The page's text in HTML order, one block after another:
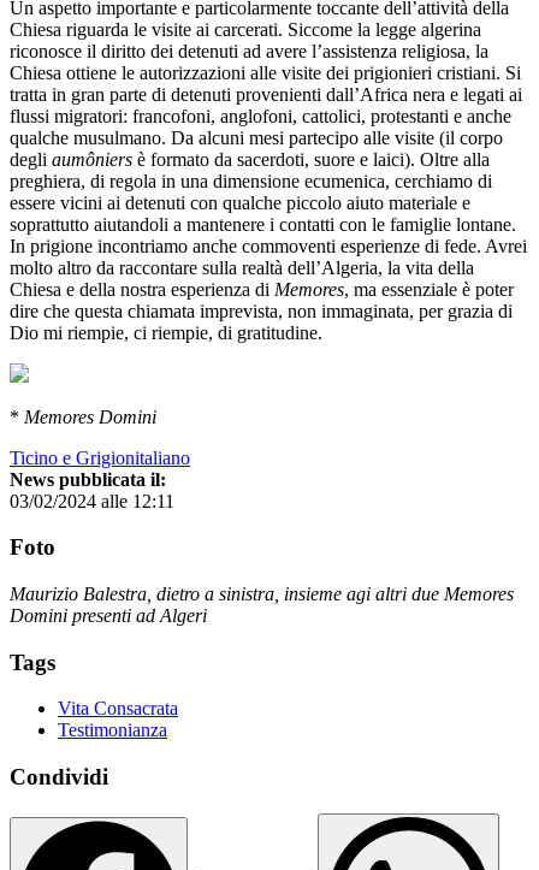
Un aspetto importante e particolarmente toccante dell’attività della
Chiesa riguarda le visite ai carcerati. Siccome la legge algerina
riconosce il diritto dei detenuti ad avere l’assistenza religiosa, la
Chiesa ottiene le autorizzazioni alle visite dei prigionieri cristiani. Si
tratta in gran parte di detenuti provenienti dall’Africa nera e legati ai
flussi migratori: francofoni, anglofoni, cattolici, protestanti e anche
qualche musulmano. Da alcuni mesi partecipo alle visite (il corpo
degli aumôniers è formato da sacerdoti, suore e laici). Oltre alla
preghiera, di regola in una dimensione ecumenica, cerchiamo di
essere vicini ai detenuti con qualche piccolo aiuto materiale e
soprattutto aiutandoli a mantenere i contatti con le famiglie lontane.
In prigione incontriamo anche commoventi esperienze di fede. Avrei
molto altro da raccontare sulla realtà dell’Algeria, la vita della
Chiesa e della nostra esperienza di Memores, ma essenziale è poter
dire che questa chiamata imprevista, non immaginata, per grazia di
Dio mi riempie, ci riempie, di gratitudine.
* Memores Domini
Ticino e Grigionitaliano
News pubblicata il:
03/02/2024 alle 12:11
Foto
Maurizio Balestra, dietro a sinistra, insieme agi altri due Memores
Domini presenti ad Algeri
Tags
Vita Consacrata
Testimonianza
Condividi